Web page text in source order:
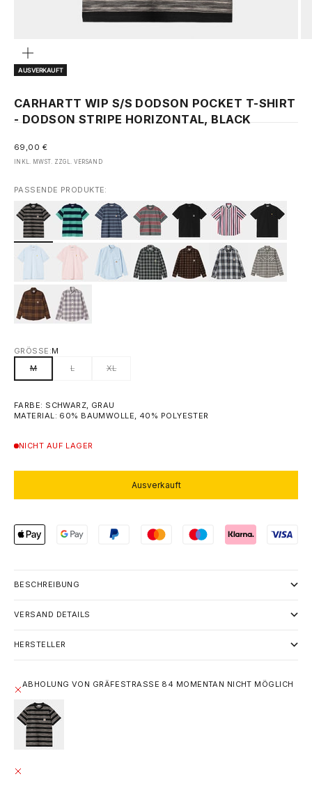
AUSVERKAUFT
CARHARTT WIP S/S DODSON POCKET T-SHIRT
- DODSON STRIPE HORIZONTAL, BLACK
ANGEBOT
69,00 €
INKL. MWST. ZZGL. VERSAND
PASSENDE PRODUKTE:
GRÖSSE: M
M
L XL
FARBE: SCHWARZ, GRAU
MATERIAL: 60% BAUMWOLLE, 40% POLYESTER
NICHT AUF LAGER
Ausverkauft
BESCHREIBUNG
VERSAND DETAILS
HERSTELLER
ABHOLUNG VON GRÄFESTRASSE 84 MOMENTAN NICHT MÖGLICH